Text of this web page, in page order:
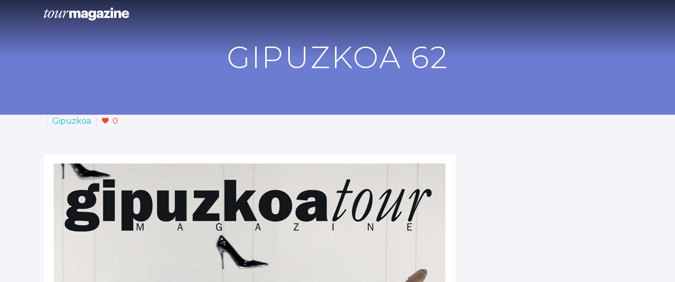
GIPUZKOA 62
Gipuzkoa 0